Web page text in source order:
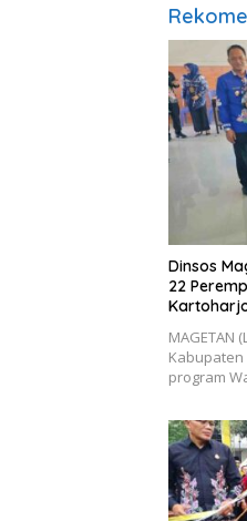
Dinsos
22
MAGETAN
program